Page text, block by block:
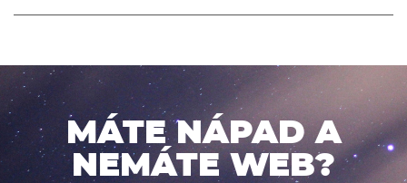
MÁTE NÁPAD A
NEMÁTE WEB?